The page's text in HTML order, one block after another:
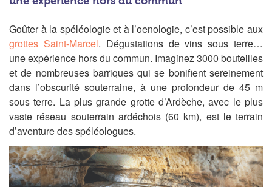
Goûter à la spéléologie et à l’oenologie, c’est possible aux
grottes Saint-Marcel. Dégustations de vins sous terre…
une expérience hors du commun. Imaginez 3000 bouteilles
et de nombreuses barriques qui se bonifient sereinement
dans l’obscurité souterraine, à une profondeur de 45 m
sous terre. La plus grande grotte d’Ardèche, avec le plus
vaste réseau souterrain ardéchois (60 km), est le terrain
d’aventure des spéléologues.